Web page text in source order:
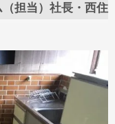
担当）社長・西住